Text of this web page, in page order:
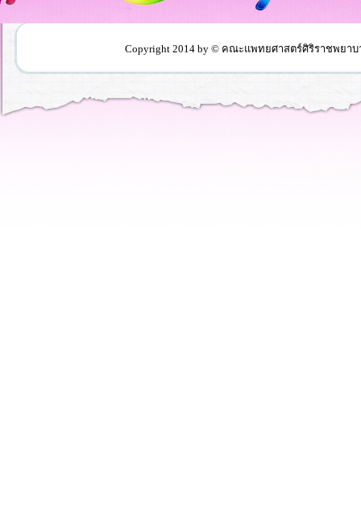
Copyright 2014 by © คณะแพทยศาสตร์ศิริราชพ